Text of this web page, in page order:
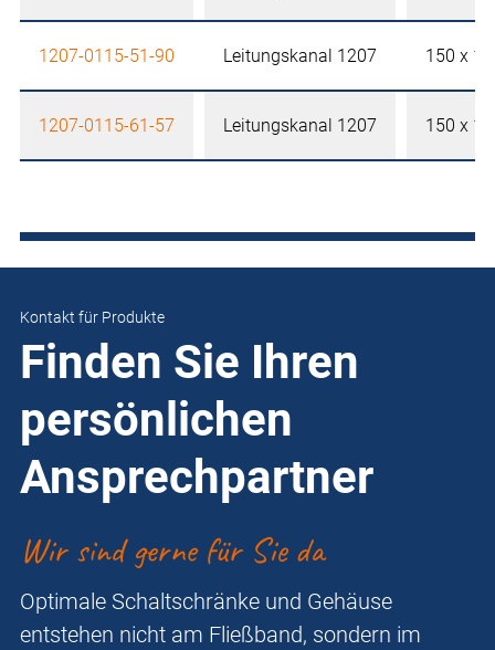
1207-0115-51-90 Leitungskanal 1207 150 x
1207-0115-61-57 Leitungskanal 1207 150 x
Kontakt für Produkte
Finden Sie Ihren
persönlichen
Ansprechpartner
Wir sind gerne für Sie da
Optimale Schaltschränke und Gehäuse
entstehen nicht am Fließband, sondern im